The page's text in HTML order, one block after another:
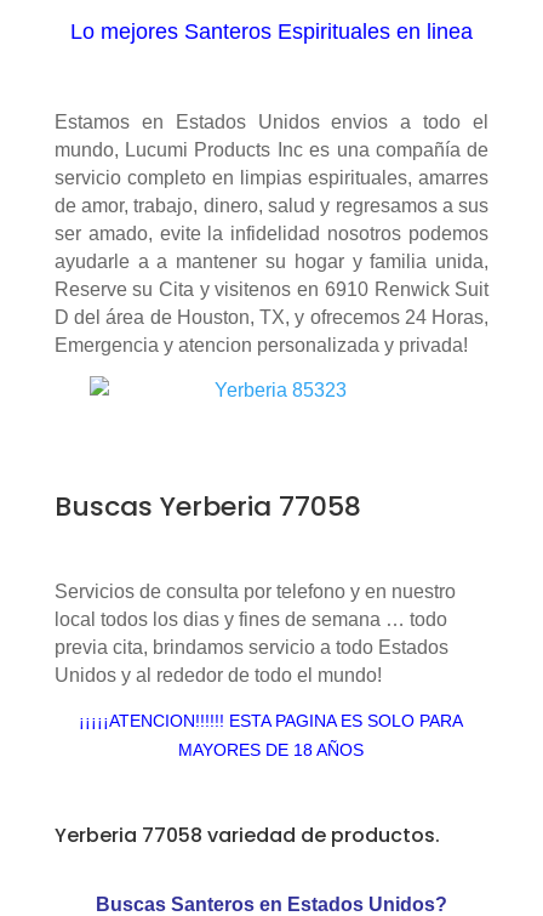
Lo mejores Santeros Espirituales en linea
Estamos en Estados Unidos envios a todo el
mundo, Lucumi Products Inc es una compañía de
servicio completo en limpias espirituales, amarres
de amor, trabajo, dinero, salud y regresamos a sus
ser amado, evite la infidelidad nosotros podemos
ayudarle a a mantener su hogar y familia unida,
Reserve su Cita y visitenos en 6910 Renwick Suit
D del área de Houston, TX, y ofrecemos 24 Horas,
Emergencia y atencion personalizada y privada!
Buscas Yerberia 77058
Servicios de consulta por telefono y en nuestro
local todos los dias y fines de semana … todo
previa cita, brindamos servicio a todo Estados
Unidos y al rededor de todo el mundo!
¡¡¡¡¡ATENCION!!!!!! ESTA PAGINA ES SOLO PARA
MAYORES DE 18 AÑOS
Yerberia 77058 variedad de productos.
Buscas Santeros en Estados Unidos?